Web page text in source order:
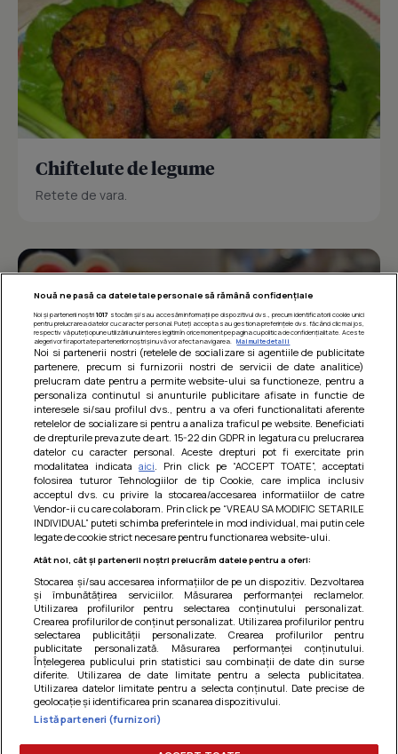
Chiftelute de legume
Retete de vara.
Barcute din vinete cu arpagic rosu
Un deliciu usor de preparat!
Termeni si conditii |
Nouă ne pasă ca datele tale personale să rămână confidențiale
Noi și partenerii noștri 1017 stocăm și/sau accesăm informații pe dispozitivul dvs., precum identificatorii cookie unici
pentru prelucrarea datelor cu caracter personal. Puteți accepta sau gestiona preferințele dvs. făcând clic mai jos,
respectiv vă puteți opune utilizării unui interes legitim în orice moment pe pagina cu politica de confidențialitate. Aceste
alegeri vor fi raportate partenerilor noștri și nu vă vor afecta navigarea.
Mai multe detalii
Noi si partenerii nostri (retelele de socializare si agentiile de publicitate
partenere, precum si furnizorii nostri de servicii de date analitice)
prelucram date pentru a permite website-ului sa functioneze, pentru a
personaliza continutul si anunturile publicitare afisate in functie de
interesele si/sau profilul dvs., pentru a va oferi functionalitati aferente
retelelor de socializare si pentru a analiza traficul pe website. Beneficiati
de drepturile prevazute de art. 15-22 din GDPR in legatura cu prelucrarea
datelor cu caracter personal. Aceste drepturi pot fi exercitate prin
modalitatea indicataaici . Prin click pe “ACCEPT TOATE”, acceptati
folosirea tuturor Tehnologiilor de tip Cookie, care implica inclusiv
acceptul dvs. cu privire la stocarea/accesarea informatiilor de catre
Vendor-ii cu care colaboram. Prin click pe “VREAU SA MODIFIC SETARILE
INDIVIDUAL” puteti schimba preferintele in mod individual, mai putin cele
legate de cookie strict necesare pentru functionarea website-ului.
Atât noi, cât și partenerii noștri prelucrăm datele pentru a oferi:
Stocarea și/sau accesarea informațiilor de pe un dispozitiv. Dezvoltarea
și îmbunătățirea serviciilor. Măsurarea performanței reclamelor.
Utilizarea profilurilor pentru selectarea conținutului personalizat.
Crearea profilurilor de conținut personalizat. Utilizarea profilurilor pentru
selectarea publicității personalizate. Crearea profilurilor pentru
publicitate personalizată. Măsurarea performanței conținutului.
Înțelegerea publicului prin statistici sau combinații de date din surse
diferite. Utilizarea de date limitate pentru a selecta publicitatea.
Utilizarea datelor limitate pentru a selecta conținutul. Date precise de
geolocație și identificarea prin scanarea dispozitivului.
Listă parteneri (furnizori)